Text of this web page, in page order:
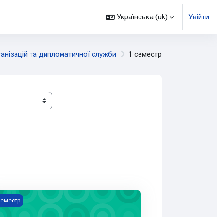
Українська ‎(uk)‎ Увійти
та дипломатичної служби 1 семестр
технології в дипломатичній практиці (2 МВ, РС,